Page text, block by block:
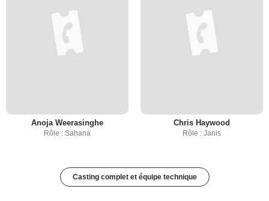
Anoja Weerasinghe
Rôle : Sahana
Chris Haywood
Rôle : Janis
Casting complet et équipe technique